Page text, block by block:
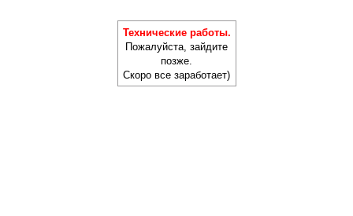
Технические работы.
Пожалуйста, зайдите
позже.
Скоро все заработает)